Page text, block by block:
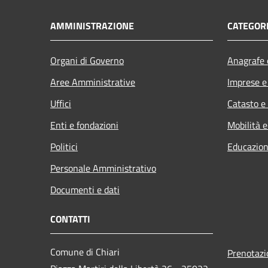
AMMINISTRAZIONE
Organi di Governo
Aree Amministrative
Uffici
Enti e fondazioni
Politici
Personale Amministrativo
Documenti e dati
Imprese
Catasto
Mobilità
CONTATTI
Comune di Chiari